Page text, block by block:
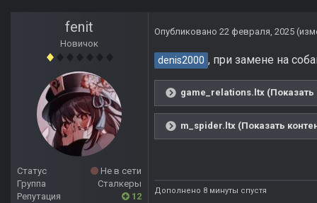
fenit
Новичок
Статус
Не в сети
Группа
Сталкеры
Репутация
12
Опубликовано 22 февраля, 2025
denis2000 , при замене на
game_relations.ltx (Показать
m_spider.ltx (Показать
Дополнено 8 минуты спустя